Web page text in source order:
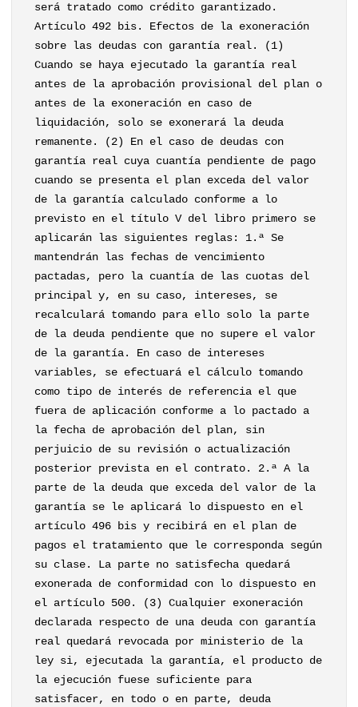
será tratado como crédito garantizado.
Artículo 492 bis. Efectos de la exoneración
sobre las deudas con garantía real. (1)
Cuando se haya ejecutado la garantía real
antes de la aprobación provisional del plan o
antes de la exoneración en caso de
liquidación, solo se exonerará la deuda
remanente. (2) En el caso de deudas con
garantía real cuya cuantía pendiente de pago
cuando se presenta el plan exceda del valor
de la garantía calculado conforme a lo
previsto en el título V del libro primero se
aplicarán las siguientes reglas: 1.ª Se
mantendrán las fechas de vencimiento
pactadas, pero la cuantía de las cuotas del
principal y, en su caso, intereses, se
recalculará tomando para ello solo la parte
de la deuda pendiente que no supere el valor
de la garantía. En caso de intereses
variables, se efectuará el cálculo tomando
como tipo de interés de referencia el que
fuera de aplicación conforme a lo pactado a
la fecha de aprobación del plan, sin
perjuicio de su revisión o actualización
posterior prevista en el contrato. 2.ª A la
parte de la deuda que exceda del valor de la
garantía se le aplicará lo dispuesto en el
artículo 496 bis y recibirá en el plan de
pagos el tratamiento que le corresponda según
su clase. La parte no satisfecha quedará
exonerada de conformidad con lo dispuesto en
el artículo 500. (3) Cualquier exoneración
declarada respecto de una deuda con garantía
real quedará revocada por ministerio de la
ley si, ejecutada la garantía, el producto de
la ejecución fuese suficiente para
satisfacer, en todo o en parte, deuda